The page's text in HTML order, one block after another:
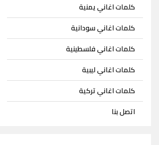
كلمات اغاني يمنية
كلمات اغاني سودانية
كلمات اغاني فلسطينية
كلمات اغاني ليبية
كلمات اغاني تركية
اتصل بنا